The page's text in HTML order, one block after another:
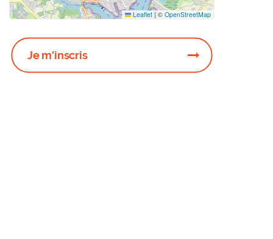
Leaflet | ©OpenStreetMap
Je m'inscris